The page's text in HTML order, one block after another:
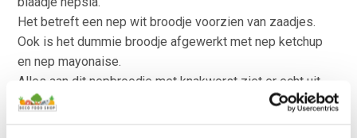
Het betreft een nep wit broodje voorzien van zaadjes.
Ook is het dummie broodje afgewerkt met nep ketchup
en nep mayonaise.
Alles aan dit nepbroodje met knakworst ziet er echt uit.
Het betreft een nepbroodje van zacht foam materiaal.